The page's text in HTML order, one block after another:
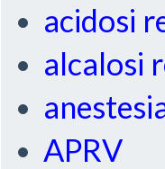
acidosi
alcalosi
APRV